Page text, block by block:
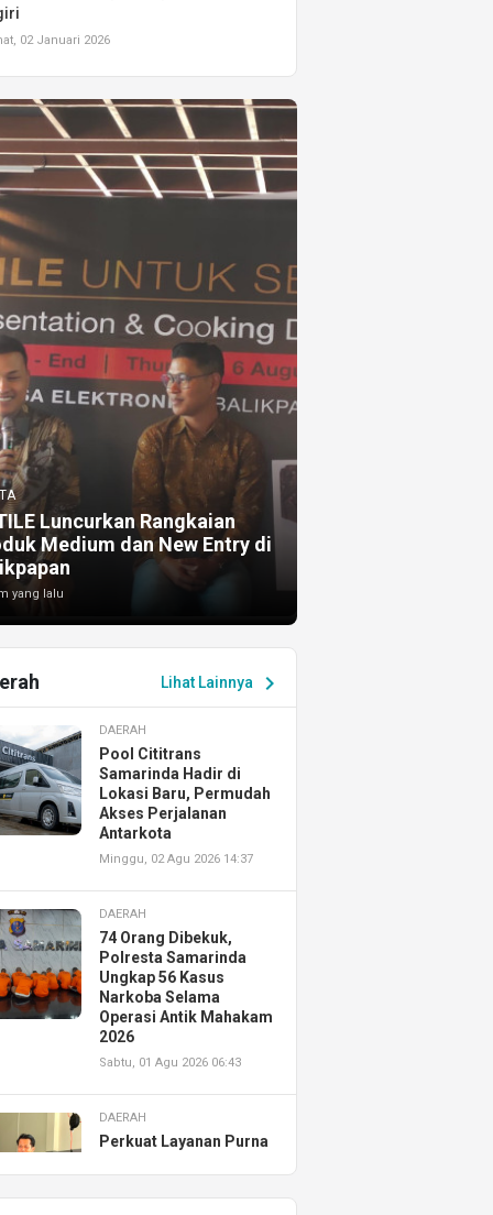
02 Januari 2026
Luncurkan Rangkaian
Medium dan New Entry di
yang lalu
Lihat Lainnya chevron_right
DAERAH
Pool Cititrans
Samarinda Hadir di
Lokasi Baru, Permudah
Akses Perjalanan
Antarkota
Minggu, 02 Agu 2026 14:37
DAERAH
74 Orang Dibekuk,
Polresta Samarinda
Ungkap 56 Kasus
Narkoba Selama
Operasi Antik Mahakam
2026
Sabtu, 01 Agu 2026 06:43
DAERAH
Perkuat Layanan Purna
Resmikan AHASS